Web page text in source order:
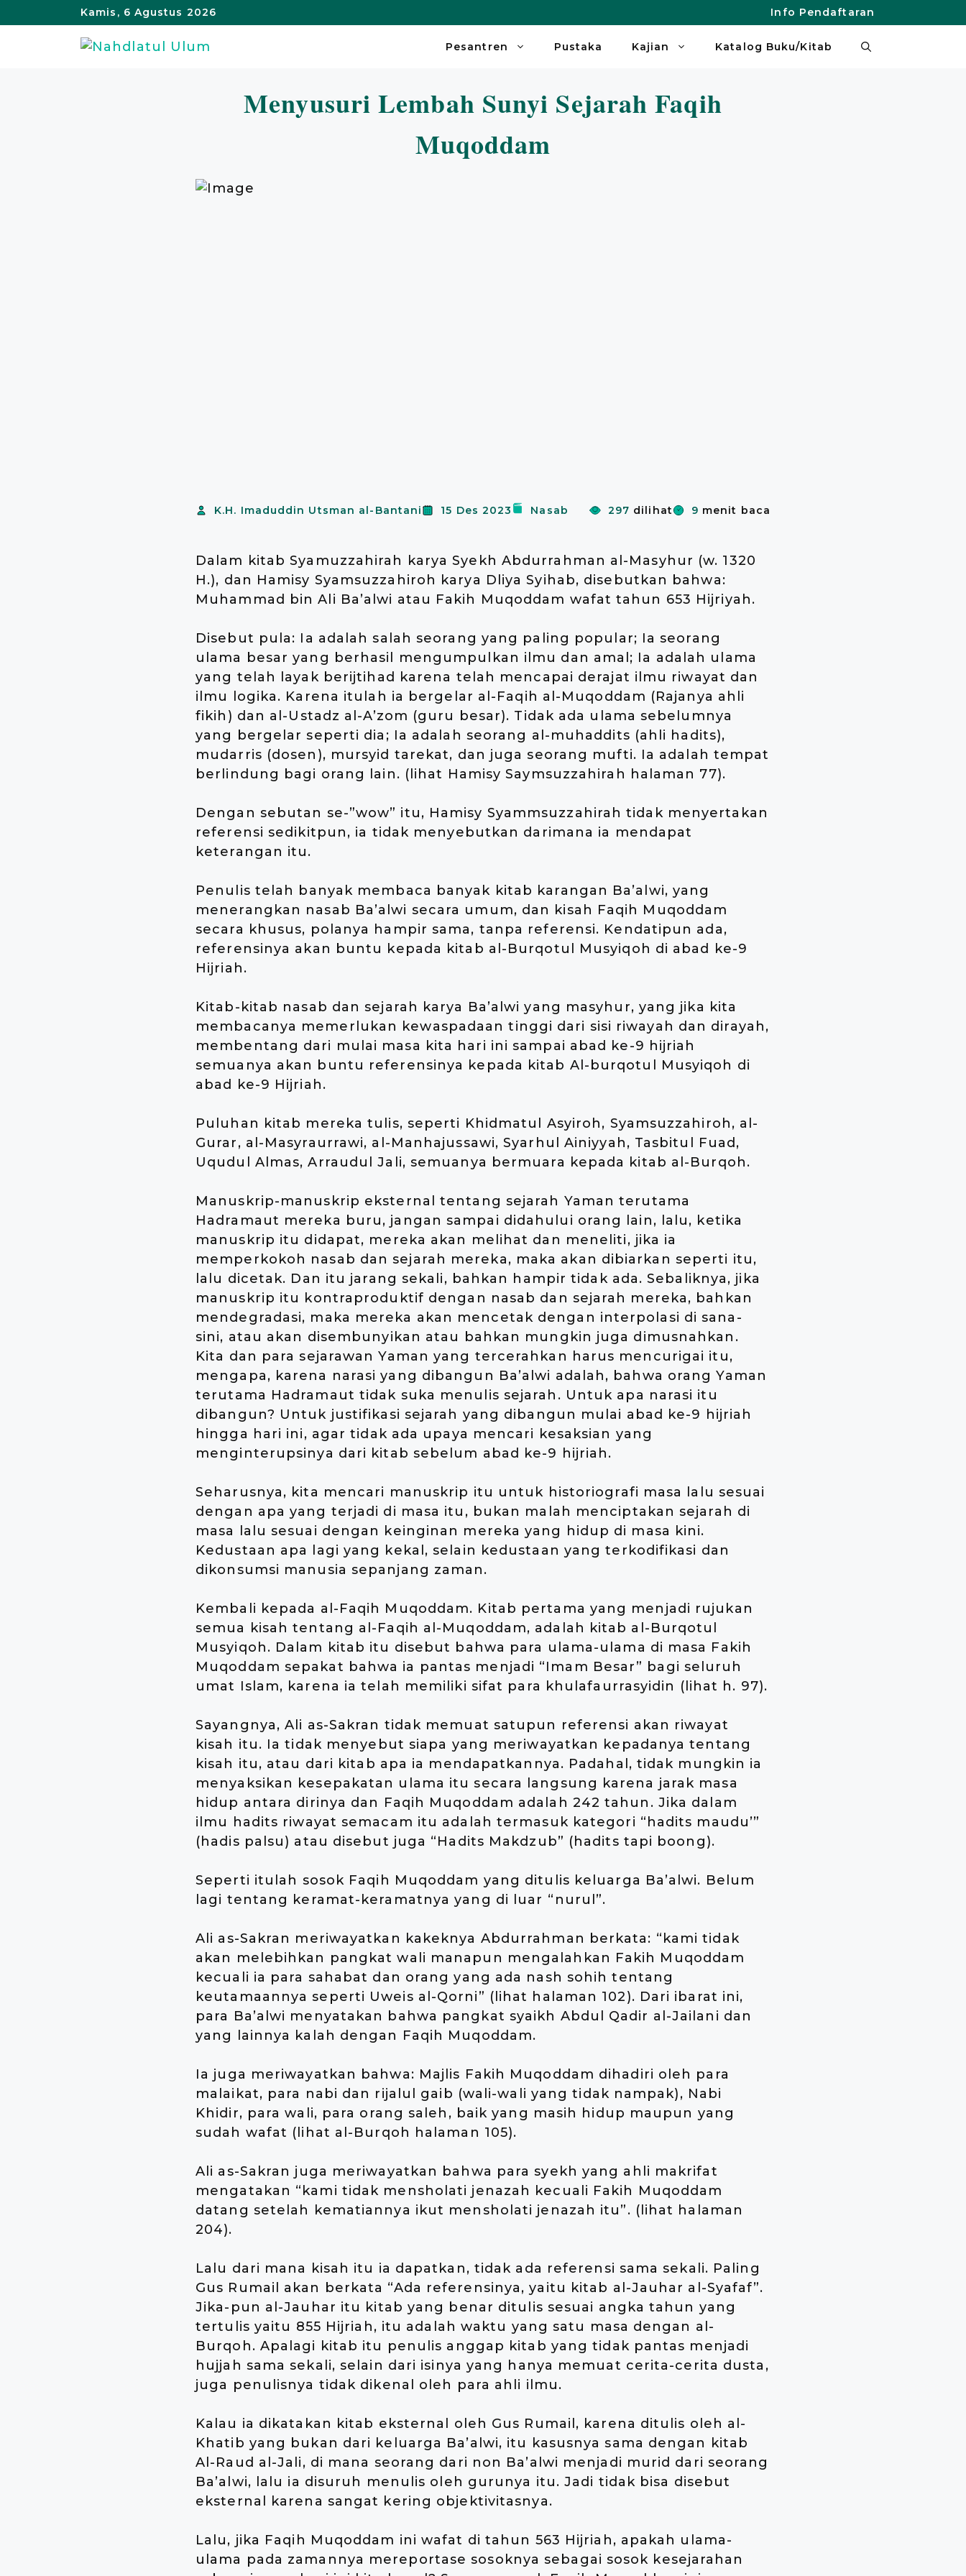
ke
Kamis, 6 Agustus 2026 Info Pendaftaran
Pesantren Pustaka Kajian Katalog Buku/Kitab
Menyusuri Lembah Sunyi Sejarah Faqih
Muqoddam
K.H. Imaduddin Utsman al-Bantani 15 Des 2023 Nasab 297 dilihat 9 menit baca
Dalam kitab Syamuzzahirah karya Syekh Abdurrahman al-Masyhur (w. 1320
H.), dan Hamisy Syamsuzzahiroh karya Dliya Syihab, disebutkan bahwa:
Muhammad bin Ali Ba’alwi atau Fakih Muqoddam wafat tahun 653 Hijriyah.
Disebut pula: Ia adalah salah seorang yang paling popular; Ia seorang
ulama besar yang berhasil mengumpulkan ilmu dan amal; Ia adalah ulama
yang telah layak berijtihad karena telah mencapai derajat ilmu riwayat dan
ilmu logika. Karena itulah ia bergelar al-Faqih al-Muqoddam (Rajanya ahli
fikih) dan al-Ustadz al-A’zom (guru besar). Tidak ada ulama sebelumnya
yang bergelar seperti dia; Ia adalah seorang al-muhaddits (ahli hadits),
mudarris (dosen), mursyid tarekat, dan juga seorang mufti. Ia adalah tempat
berlindung bagi orang lain. (lihat Hamisy Saymsuzzahirah halaman 77).
Dengan sebutan se-”wow” itu, Hamisy Syammsuzzahirah tidak menyertakan
referensi sedikitpun, ia tidak menyebutkan darimana ia mendapat
keterangan itu.
Penulis telah banyak membaca banyak kitab karangan Ba’alwi, yang
menerangkan nasab Ba’alwi secara umum, dan kisah Faqih Muqoddam
secara khusus, polanya hampir sama, tanpa referensi. Kendatipun ada,
referensinya akan buntu kepada kitab al-Burqotul Musyiqoh di abad ke-9
Hijriah.
Kitab-kitab nasab dan sejarah karya Ba’alwi yang masyhur, yang jika kita
membacanya memerlukan kewaspadaan tinggi dari sisi riwayah dan dirayah,
membentang dari mulai masa kita hari ini sampai abad ke-9 hijriah
semuanya akan buntu referensinya kepada kitab Al-burqotul Musyiqoh di
abad ke-9 Hijriah.
Puluhan kitab mereka tulis, seperti Khidmatul Asyiroh, Syamsuzzahiroh, al-
Gurar, al-Masyraurrawi, al-Manhajussawi, Syarhul Ainiyyah, Tasbitul Fuad,
Uqudul Almas, Arraudul Jali, semuanya bermuara kepada kitab al-Burqoh.
Manuskrip-manuskrip eksternal tentang sejarah Yaman terutama
Hadramaut mereka buru, jangan sampai didahului orang lain, lalu, ketika
manuskrip itu didapat, mereka akan melihat dan meneliti, jika ia
memperkokoh nasab dan sejarah mereka, maka akan dibiarkan seperti itu,
lalu dicetak. Dan itu jarang sekali, bahkan hampir tidak ada. Sebaliknya, jika
manuskrip itu kontraproduktif dengan nasab dan sejarah mereka, bahkan
mendegradasi, maka mereka akan mencetak dengan interpolasi di sana-
sini, atau akan disembunyikan atau bahkan mungkin juga dimusnahkan.
Kita dan para sejarawan Yaman yang tercerahkan harus mencurigai itu,
mengapa, karena narasi yang dibangun Ba’alwi adalah, bahwa orang Yaman
terutama Hadramaut tidak suka menulis sejarah. Untuk apa narasi itu
dibangun? Untuk justifikasi sejarah yang dibangun mulai abad ke-9 hijriah
hingga hari ini, agar tidak ada upaya mencari kesaksian yang
menginterupsinya dari kitab sebelum abad ke-9 hijriah.
Seharusnya, kita mencari manuskrip itu untuk historiografi masa lalu sesuai
dengan apa yang terjadi di masa itu, bukan malah menciptakan sejarah di
masa lalu sesuai dengan keinginan mereka yang hidup di masa kini.
Kedustaan apa lagi yang kekal, selain kedustaan yang terkodifikasi dan
dikonsumsi manusia sepanjang zaman.
Kembali kepada al-Faqih Muqoddam. Kitab pertama yang menjadi rujukan
semua kisah tentang al-Faqih al-Muqoddam, adalah kitab al-Burqotul
Musyiqoh. Dalam kitab itu disebut bahwa para ulama-ulama di masa Fakih
Muqoddam sepakat bahwa ia pantas menjadi “Imam Besar” bagi seluruh
umat Islam, karena ia telah memiliki sifat para khulafaurrasyidin (lihat h. 97).
Sayangnya, Ali as-Sakran tidak memuat satupun referensi akan riwayat
kisah itu. Ia tidak menyebut siapa yang meriwayatkan kepadanya tentang
kisah itu, atau dari kitab apa ia mendapatkannya. Padahal, tidak mungkin ia
menyaksikan kesepakatan ulama itu secara langsung karena jarak masa
hidup antara dirinya dan Faqih Muqoddam adalah 242 tahun. Jika dalam
ilmu hadits riwayat semacam itu adalah termasuk kategori “hadits maudu’”
(hadis palsu) atau disebut juga “Hadits Makdzub” (hadits tapi boong).
Seperti itulah sosok Faqih Muqoddam yang ditulis keluarga Ba’alwi. Belum
lagi tentang keramat-keramatnya yang di luar “nurul”.
Ali as-Sakran meriwayatkan kakeknya Abdurrahman berkata: “kami tidak
akan melebihkan pangkat wali manapun mengalahkan Fakih Muqoddam
kecuali ia para sahabat dan orang yang ada nash sohih tentang
keutamaannya seperti Uweis al-Qorni” (lihat halaman 102). Dari ibarat ini,
para Ba’alwi menyatakan bahwa pangkat syaikh Abdul Qadir al-Jailani dan
yang lainnya kalah dengan Faqih Muqoddam.
Ia juga meriwayatkan bahwa: Majlis Fakih Muqoddam dihadiri oleh para
malaikat, para nabi dan rijalul gaib (wali-wali yang tidak nampak), Nabi
Khidir, para wali, para orang saleh, baik yang masih hidup maupun yang
sudah wafat (lihat al-Burqoh halaman 105).
Ali as-Sakran juga meriwayatkan bahwa para syekh yang ahli makrifat
mengatakan “kami tidak mensholati jenazah kecuali Fakih Muqoddam
datang setelah kematiannya ikut mensholati jenazah itu”. (lihat halaman
204).
Lalu dari mana kisah itu ia dapatkan, tidak ada referensi sama sekali. Paling
Gus Rumail akan berkata “Ada referensinya, yaitu kitab al-Jauhar al-Syafaf”.
Jika-pun al-Jauhar itu kitab yang benar ditulis sesuai angka tahun yang
tertulis yaitu 855 Hijriah, itu adalah waktu yang satu masa dengan al-
Burqoh. Apalagi kitab itu penulis anggap kitab yang tidak pantas menjadi
hujjah sama sekali, selain dari isinya yang hanya memuat cerita-cerita dusta,
juga penulisnya tidak dikenal oleh para ahli ilmu.
Kalau ia dikatakan kitab eksternal oleh Gus Rumail, karena ditulis oleh al-
Khatib yang bukan dari keluarga Ba’alwi, itu kasusnya sama dengan kitab
Al-Raud al-Jali, di mana seorang dari non Ba’alwi menjadi murid dari seorang
Ba’alwi, lalu ia disuruh menulis oleh gurunya itu. Jadi tidak bisa disebut
eksternal karena sangat kering objektivitasnya.
Lalu, jika Faqih Muqoddam ini wafat di tahun 563 Hijriah, apakah ulama-
ulama pada zamannya mereportase sosoknya sebagai sosok kesejarahan